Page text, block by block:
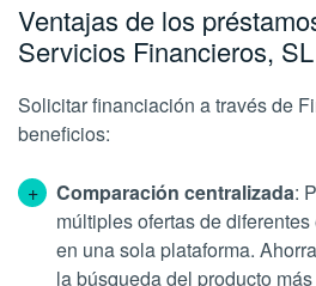
Ventajas de los
Servicios Financieros, SL
Solicitar financiación a través de
beneficios:
Comparación centralizada:
múltiples ofertas de
en una sola plataforma.
la búsqueda del producto